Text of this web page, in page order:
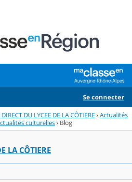
Se connecter
DIRECT DU LYCEE DE LA CÔTIERE›Actualités
culturelles› Blog
LA CÔTIERE